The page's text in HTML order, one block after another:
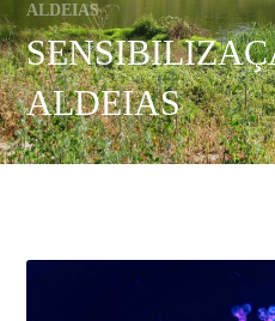
ALDEIAS
ALDEIAS